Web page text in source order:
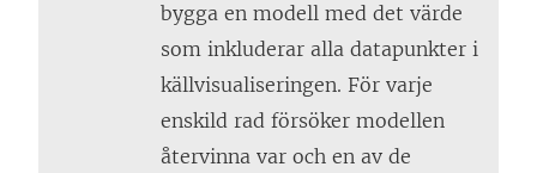
bygga en modell med det värde
som inkluderar alla datapunkter i
källvisualiseringen. För varje
enskild rad försöker modellen
återvinna var och en av de